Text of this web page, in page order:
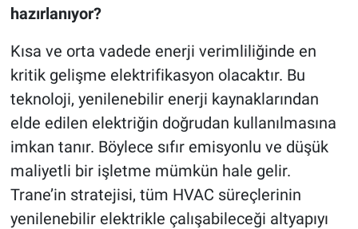
hazırlanıyor?
Kısa ve orta vadede enerji verimliliğinde en
kritik gelişme elektrifikasyon olacaktır. Bu
teknoloji, yenilenebilir enerji kaynaklarından
elde edilen elektriğin doğrudan kullanılmasına
imkan tanır. Böylece sıfır emisyonlu ve düşük
maliyetli bir işletme mümkün hale gelir.
Trane’in stratejisi, tüm HVAC süreçlerinin
yenilenebilir elektrikle çalışabileceği altyapıyı